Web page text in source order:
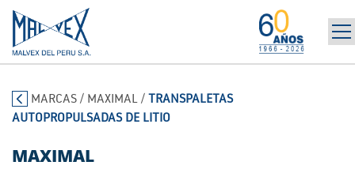
LA EMPRESA
MARCAS
MARCAS / MAXIMAL / TRANSPALETAS
AUTOPROPULSADAS DE LITIO
MAXIMAL